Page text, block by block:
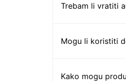
Trebam li vratiti
Mogu li koristiti
Kako mogu